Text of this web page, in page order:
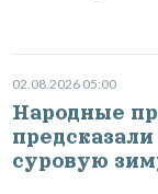
02.08.2026 05:00
Народные
суровую